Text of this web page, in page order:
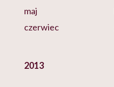
maj
czerwiec
2013